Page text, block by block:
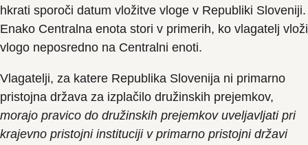
hkrati sporoči datum vložitve vloge v Republiki Sloveniji.
Enako Centralna enota stori v primerih, ko vlagatelj vloži
vlogo neposredno na Centralni enoti.
Vlagatelji, za katere Republika Slovenija ni primarno
pristojna država za izplačilo družinskih prejemkov,
morajo pravico do družinskih prejemkov uveljavljati pri
krajevno pristojni instituciji v primarno pristojni državi